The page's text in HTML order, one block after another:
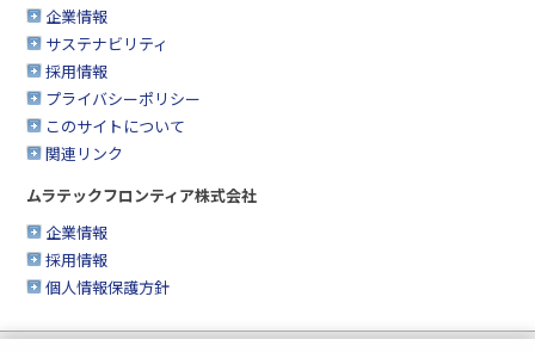
企業情報
サステナビリティ
採用情報
プライバシーポリシー
このサイトについて
関連リンク
ムラテックフロンティア株式会社
企業情報
採用情報
個人情報保護方針